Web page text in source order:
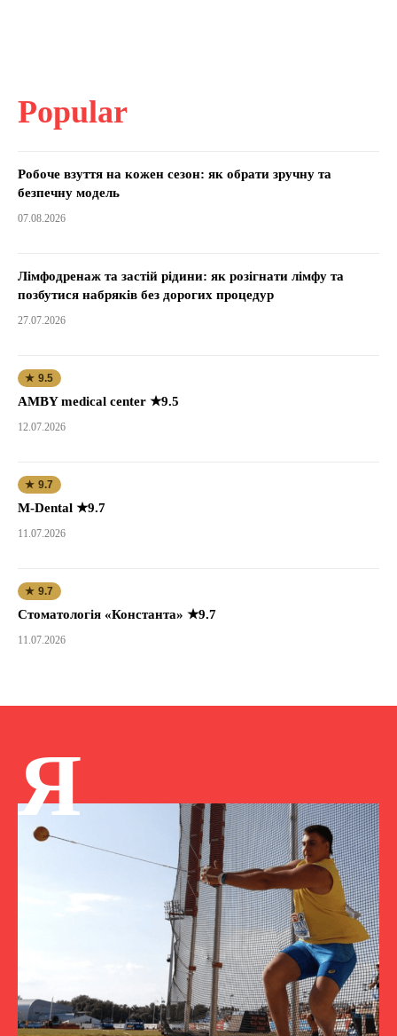
Popular
Робоче взуття на кожен сезон: як обрати зручну та
безпечну модель
07.08.2026
Лімфодренаж та застій рідини: як розігнати лімфу та
позбутися набряків без дорогих процедур
27.07.2026
★ 9.5
AMBY medical center ★9.5
12.07.2026
★ 9.7
M-Dental ★9.7
11.07.2026
★ 9.7
Стоматологія «Константа» ★9.7
11.07.2026
Я